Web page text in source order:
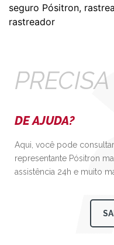
seguro Pósitron,
rastreador
PRECISA
DE AJUDA?
Aqui, você pode
representante Pósitron
assistência 24h e muito